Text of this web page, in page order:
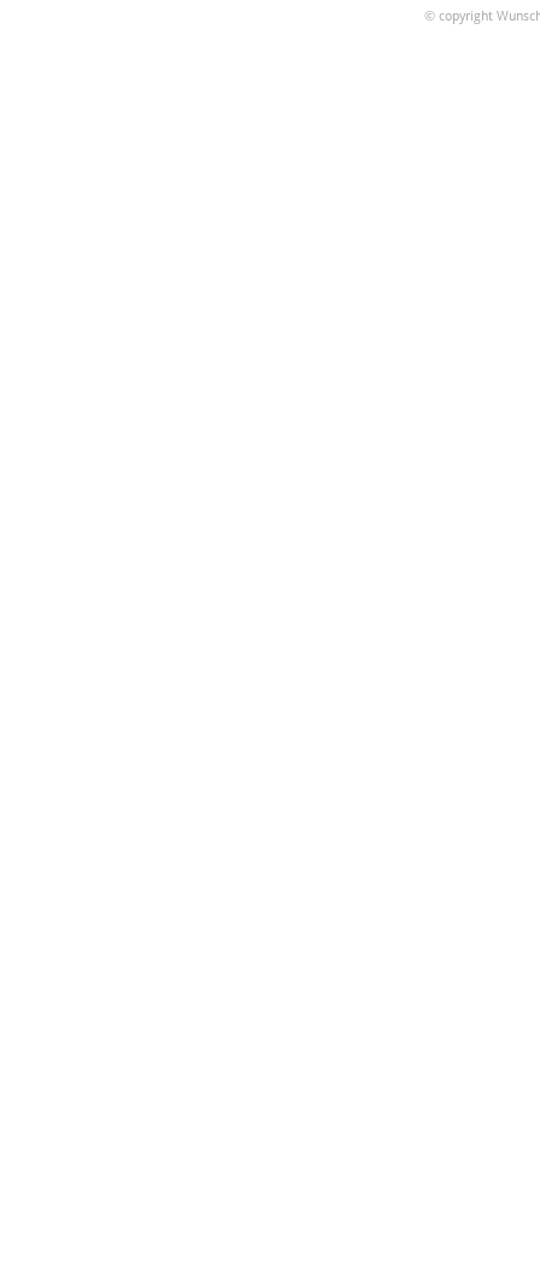
© copyright